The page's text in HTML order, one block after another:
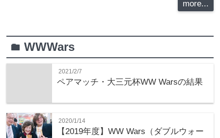
more...
folderWWWars
2021/2/7
ペアマッチ・大三元杯WW Warsの結果
2020/1/14
【2019年度】WW Wars（ダブルウォー